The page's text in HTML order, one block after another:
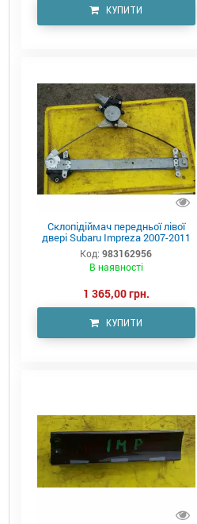
КУПИТИ
Склопідіймач передньої лівої
двері Subaru Impreza 2007-2011
Код: 983162956
В наявності
1 365,00 грн.
КУПИТИ